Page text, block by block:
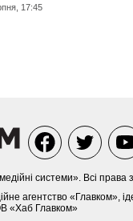
17:45
системи». Всі права
агентство «Главком»,
«Хаб Главком»